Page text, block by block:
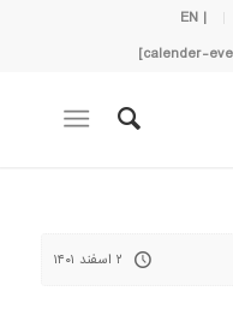
| EN
۲ اسفند ۱۴۰۱